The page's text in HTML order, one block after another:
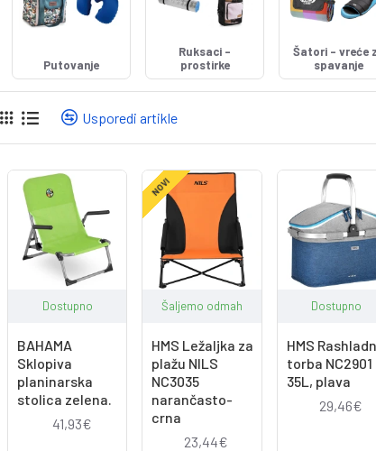
Putovanje
Ruksaci -
prostirke
Šatori - vreće
spavanje
Usporedi artikle
Dostupno
BAHAMA
Sklopiva
planinarska
stolica zelena.
41,93€
NOVI
Šaljemo odmah
HMS Ležaljka za
plažu NILS
NC3035
narančasto-
crna
23,44€
Dostupno
HMS
torba NC2901
35L, plava
29,46€